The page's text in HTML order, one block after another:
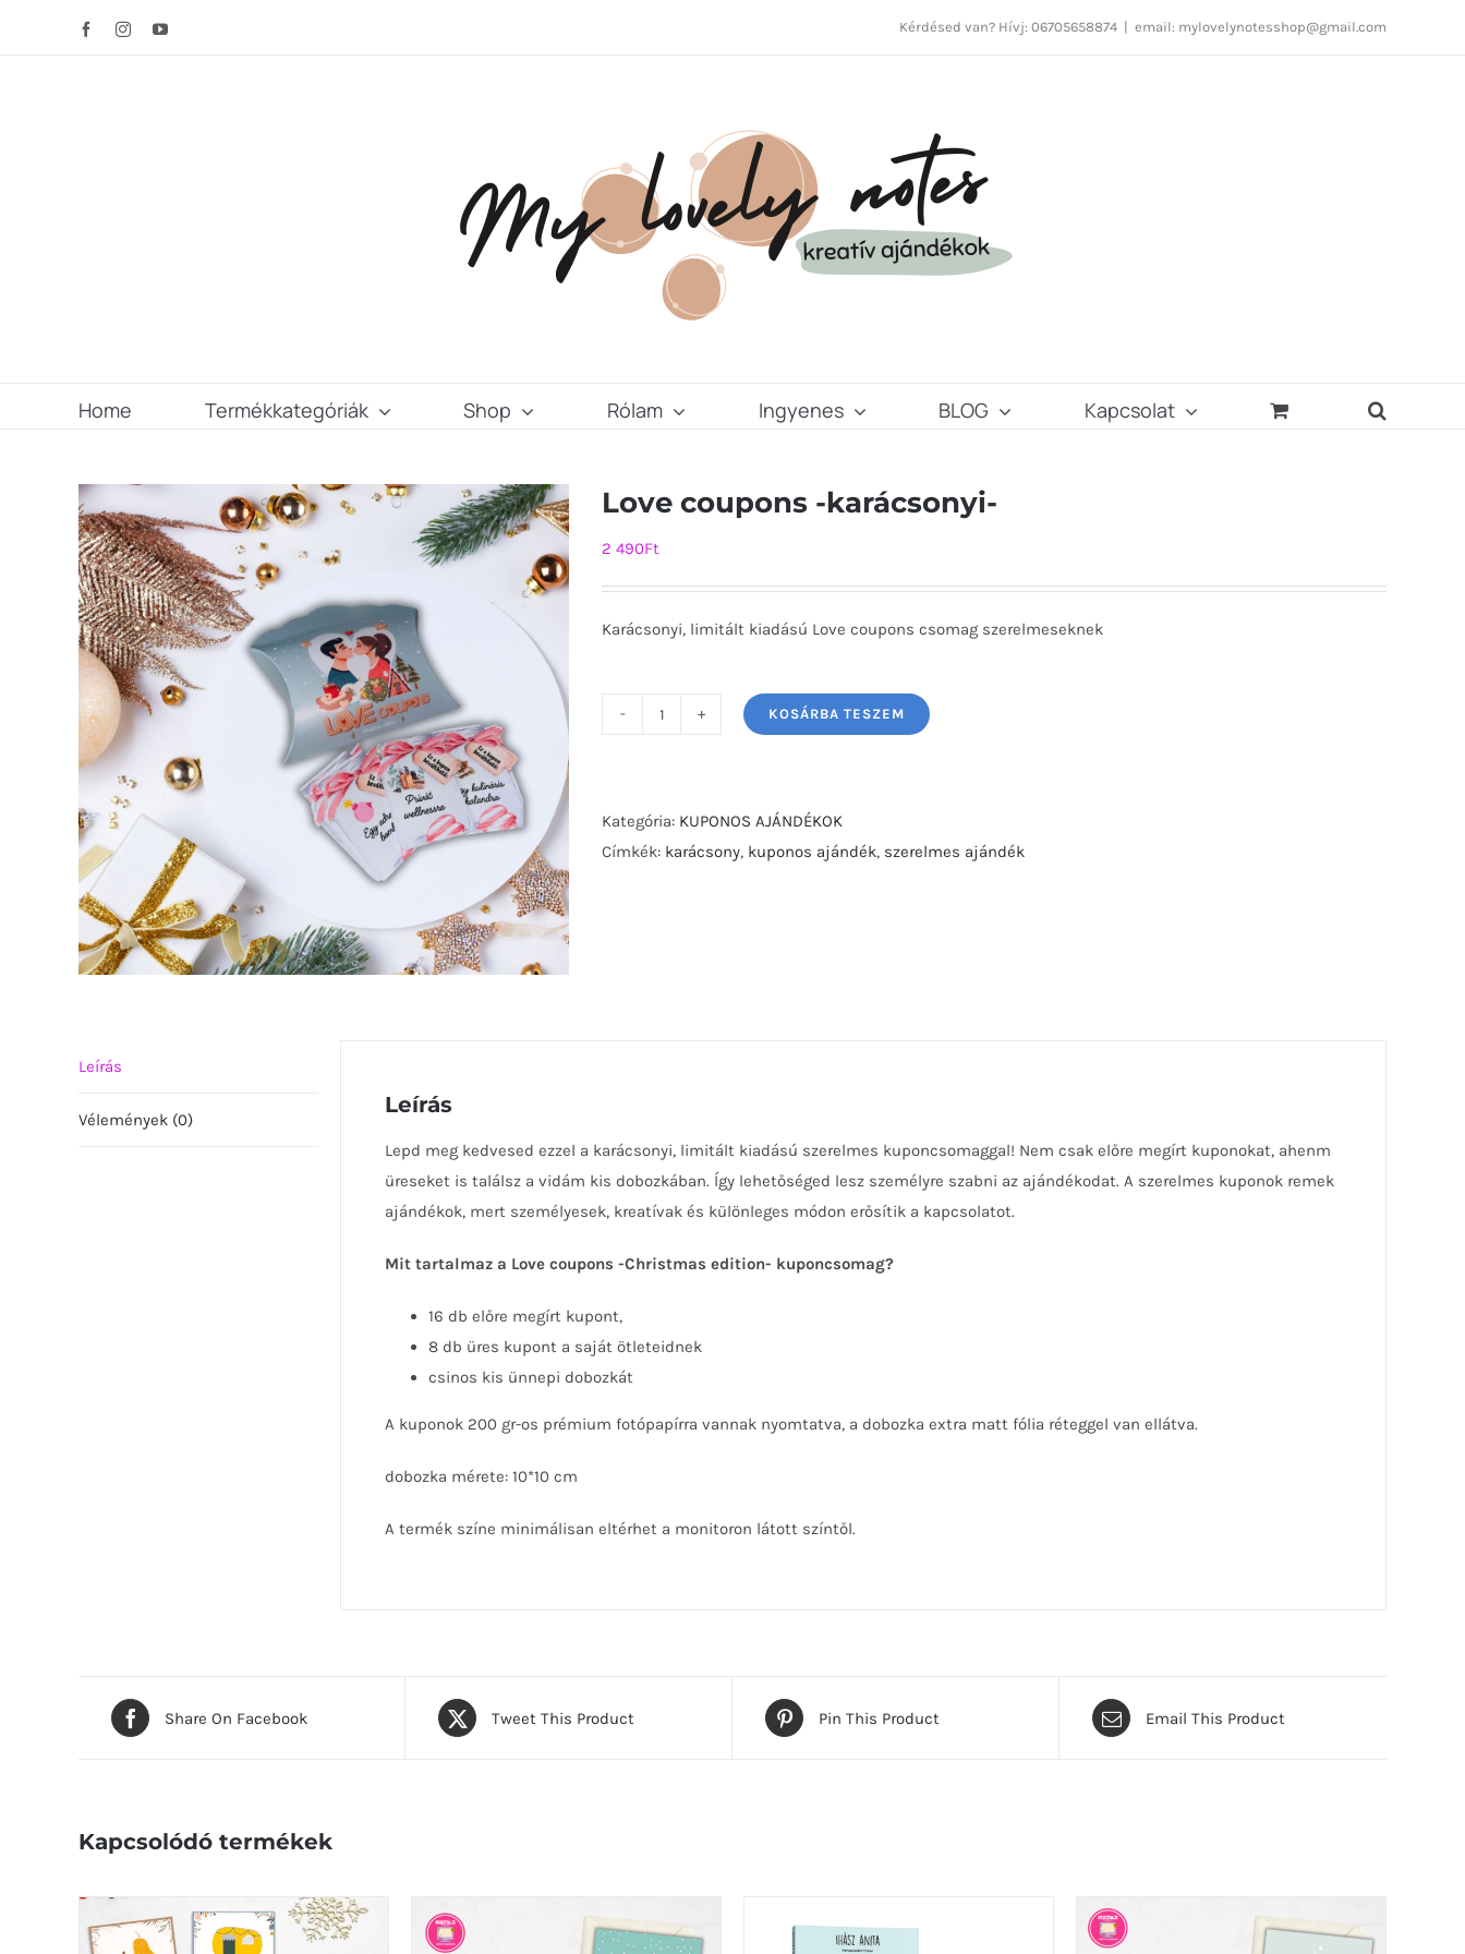
FacebookInstagramYouTube Kérdésed van? Hívj: 06705658874 email: mylovelynotesshop@gmail.com
Home Termékkategóriák Shop Rólam Ingyenes BLOG Kapcsolat
Love coupons -karácsonyi-
2 490Ft
Karácsonyi, limitált kiadású Love coupons csomag szerelmeseknek
karácsonyi-
mennyiség
KOSÁRBA TESZEM
Kategória: KUPONOS AJÁNDÉKOK
Címkék: karácsony, kuponos ajándék, szerelmes ajándék
Leírás
Vélemények (0)
Leírás
Lepd meg kedvesed ezzel a karácsonyi, limitált kiadású szerelmes kuponcsomaggal! Nem csak előre megírt kuponokat, ahenm
üreseket is találsz a vidám kis dobozkában. Így lehetőséged lesz személyre szabni az ajándékodat. A szerelmes kuponok remek
ajándékok, mert személyesek, kreatívak és különleges módon erősítik a kapcsolatot.
Mit tartalmaz a Love coupons -Christmas edition- kuponcsomag?
16 db előre megírt kupont,
8 db üres kupont a saját ötleteidnek
csinos kis ünnepi dobozkát
A kuponok 200 gr-os prémium fotópapírra vannak nyomtatva, a dobozka extra matt fólia réteggel van ellátva.
dobozka mérete: 10*10 cm
A termék színe minimálisan eltérhet a monitoron látott színtől.
Share On Facebook Tweet This Product Pin This Product Email This Product
Kapcsolódó termékek